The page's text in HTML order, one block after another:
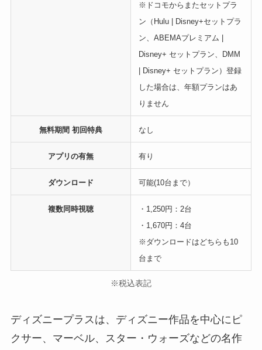
※ドコモからまたセットプラ
ン（Hulu | Disney+セットプラ
ン、ABEMAプレミアム |
Disney+ セットプラン、DMM
| Disney+ セットプラン）登録
した場合は、年額プランはあ
りません
無料期間 初回特典 なし
アプリの有無 有り
ダウンロード 可能(10台まで）
複数同時視聴
・1,250円：2台
・1,670円：4台
※ダウンロードはどちらも10
台まで
※税込表記
ディズニープラスは、ディズニー作品を中心にピ
クサー、マーベル、スター・ウォーズなどの名作